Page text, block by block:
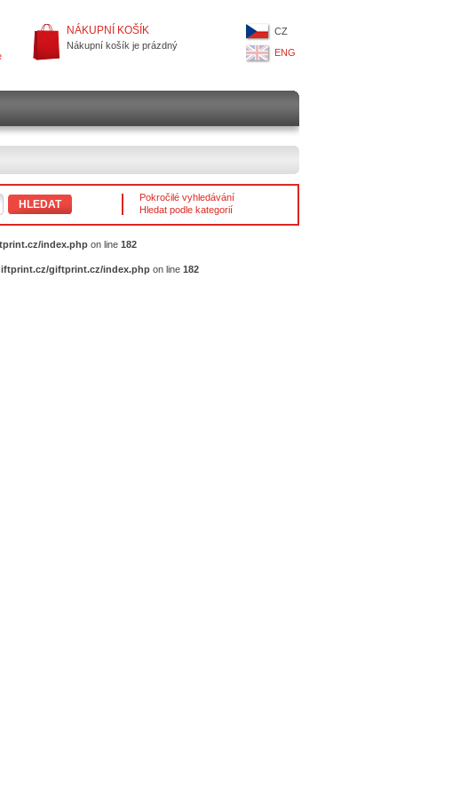
NÁKUPNÍ KOŠÍK
Nákupní košík je prázdný
CZ
ENG
HLEDAT
Pokročilé vyhledávání
Hledat podle kategorií
index.php on line 182
giftprint.cz/index.php on line 182